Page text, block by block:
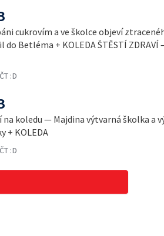
cukrovím a ve školce objeví
Betléma + KOLEDA ŠTĚSTÍ ZDRAVÍ
:D
na koledu — Majdina výtvarná školka a
+ KOLEDA
:D